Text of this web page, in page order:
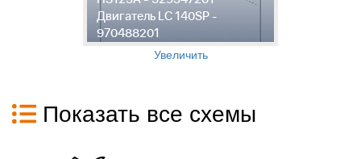
Двигатель LC 140SP -
970488201
Увеличить
Показать все схемы